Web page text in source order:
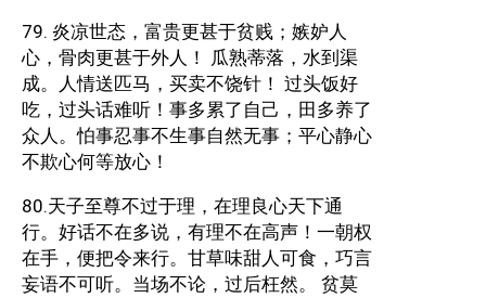
79. 炎凉世态，富贵更甚于贫贱；嫉妒人
心，骨肉更甚于外人！ 瓜熟蒂落，水到渠
成。人情送匹马，买卖不饶针！ 过头饭好
吃，过头话难听！事多累了自己，田多养了
众人。怕事忍事不生事自然无事；平心静心
不欺心何等放心！
80.天子至尊不过于理，在理良心天下通
行。好话不在多说，有理不在高声！一朝权
在手，便把令来行。甘草味甜人可食，巧言
妄语不可听。当场不论，过后枉然。 贫莫